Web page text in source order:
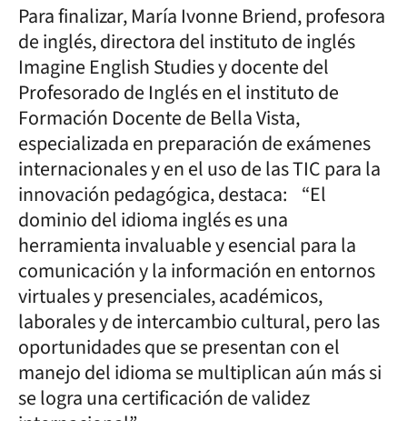
Para finalizar, María Ivonne Briend, profesora
de inglés, directora del instituto de inglés
Imagine English Studies y docente del
Profesorado de Inglés en el instituto de
Formación Docente de Bella Vista,
especializada en preparación de exámenes
internacionales y en el uso de las TIC para la
innovación pedagógica, destaca: “El
dominio del idioma inglés es una
herramienta invaluable y esencial para la
comunicación y la información en entornos
virtuales y presenciales, académicos,
laborales y de intercambio cultural, pero las
oportunidades que se presentan con el
manejo del idioma se multiplican aún más si
se logra una certificación de validez